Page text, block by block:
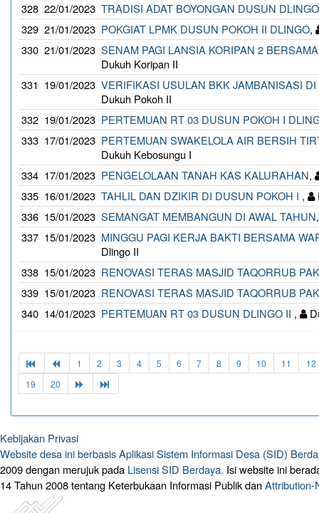
328 22/01/2023 TRADISI ADAT BOYONGAN DUSUN
329 21/01/2023 POKGIAT LPMK DUSUN POKOH II DLINGO,
330 21/01/2023 SENAM PAGI LANSIA KORIPAN 2
Dukuh Koripan II
331 19/01/2023 VERIFIKASI USULAN BKK JAMBANISASI
Dukuh Pokoh II
332 19/01/2023 PERTEMUAN RT 03 DUSUN POKOH I
333 17/01/2023 PERTEMUAN SWAKELOLA AIR BERSIH
Dukuh Kebosungu I
334 17/01/2023 PENGELOLAAN TANAH KAS KALURAHAN,
335 16/01/2023 TAHLIL DAN DZIKIR DI DUSUN POKOH I ,
336 15/01/2023 SEMANGAT MEMBANGUN DI AWAL TAHUN
337 15/01/2023 MINGGU PAGI KERJA BAKTI BERSAMA
Dlingo II
338 15/01/2023 RENOVASI TERAS MASJID TAQORRUB
339 15/01/2023 RENOVASI TERAS MASJID TAQORRUB
340 14/01/2023 PERTEMUAN RT 03 DUSUN DLINGO II ,
1 2 3 4 5 6 7 8 9 10 11
12
19
20
Kebijakan Privasi
Website desa ini berbasisAplikasi Sistem Informasi Desa (SID)
2009 dengan merujuk pada Lisensi SID Berdaya. Isi website ini
14 Tahun 2008 tentang Keterbukaan Informasi Publik danAttribution-